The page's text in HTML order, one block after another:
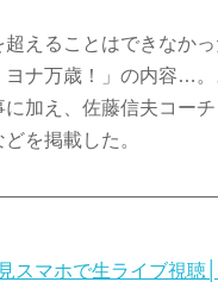
えることはできなかっ
ヨナ万歳！」の内容…。
に加え、佐藤信夫コー
を掲載した。
スマホで生ライブ視聴